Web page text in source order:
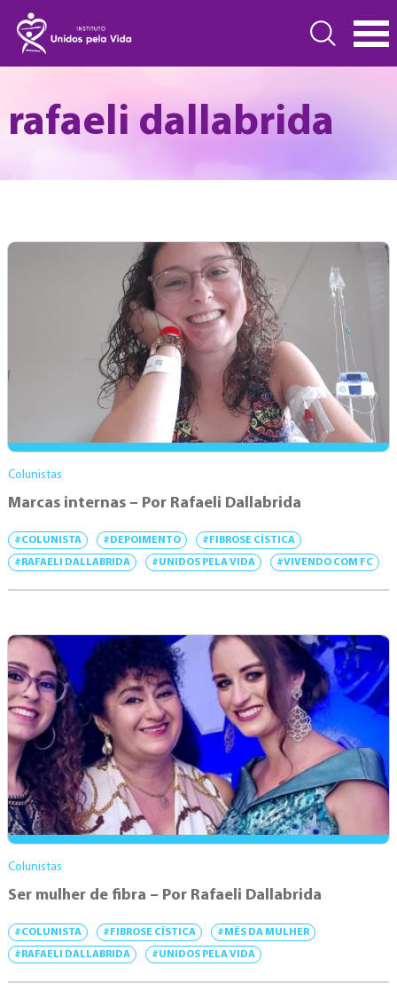
rafaeli dallabrida
Colunistas
Marcas internas – Por Rafaeli Dallabrida
#COLUNISTA #DEPOIMENTO #FIBROSE CÍSTICA
#RAFAELI DALLABRIDA #UNIDOS PELA VIDA #VIVENDO COM FC
Colunistas
Ser mulher de fibra – Por Rafaeli Dallabrida
#COLUNISTA #FIBROSE CÍSTICA #MÊS DA MULHER
#RAFAELI DALLABRIDA #UNIDOS PELA VIDA